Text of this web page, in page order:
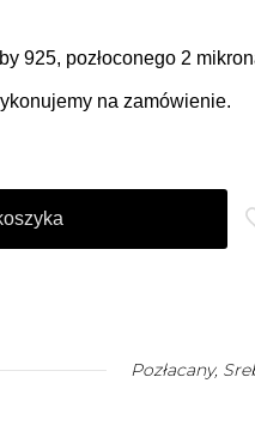
925, pozłoconego 2
na zamówienie.
Pozłacany,